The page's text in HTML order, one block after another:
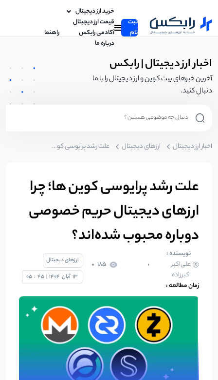
ثبت
نام
خرید ارز دیجیتال
قیمت ارز دیجیتال
آکادمی رابکس
راهنما
درباره ما
اخبار ارز دیجیتال | رابکس
آخرین خبرهای بیت کوین و ارز دیجیتال را با ما
دنبال کنید.
اخبار ارز دیجیتال ارزهای دیجیتال علت رشد پرایوسی کوین ها؛ چرا ارزهای دیجیتال حریم خصوصی دوباره محبوب شده‌اند؟
علت رشد پرایوسی کوین ها؛ چرا
ارزهای دیجیتال حریم خصوصی
دوباره محبوب شده‌اند؟
نویسنده :
علی‌اکبر
اکبرزاده
185
زمان مطالعه :
ارزهای دیجیتال
13 آبان 1404
|
45
:
05